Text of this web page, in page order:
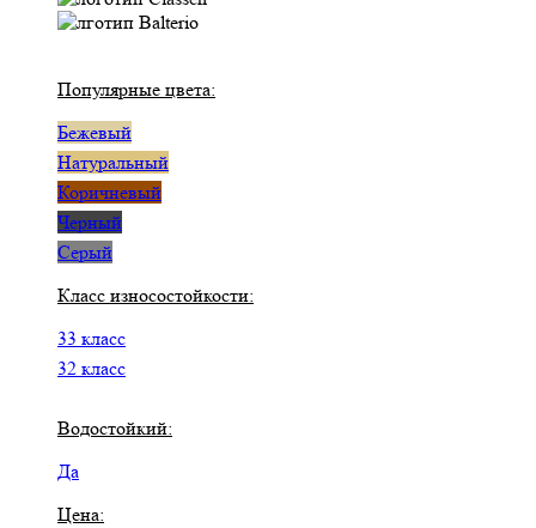
Популярные цвета:
Бежевый
Натуральный
Коричневый
Черный
Серый
Класс износостойкости:
33 класс
32 класс
Водостойкий:
Да
Цена: